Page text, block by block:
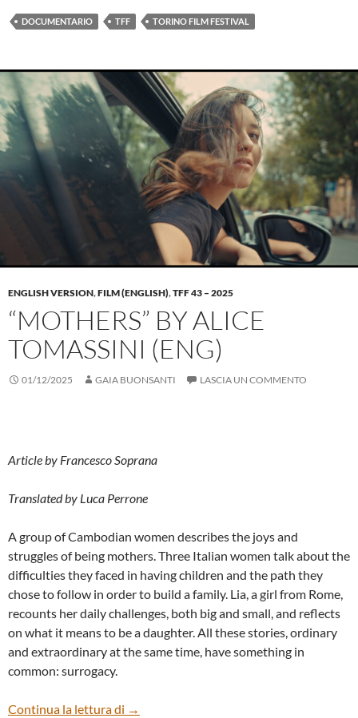
DOCUMENTARIO TFF TORINO FILM FESTIVAL
ENGLISH VERSION,FILM (ENGLISH),TFF 43 – 2025
“MOTHERS” BY ALICE
TOMASSINI (ENG)
01/12/2025 GAIA BUONSANTI LASCIA UN COMMENTO
Article by Francesco Soprana
Translated by Luca Perrone
A group of Cambodian women describes the joys and
struggles of being mothers. Three Italian women talk about the
difficulties they faced in having children and the path they
chose to follow in order to build a family. Lia, a girl from Rome,
recounts her daily challenges, both big and small, and reflects
on what it means to be a daughter. All these stories, ordinary
and extraordinary at the same time, have something in
common: surrogacy.
Continua la lettura di “MOTHERS” BY ALICE TOMASSINI (ENG)
→